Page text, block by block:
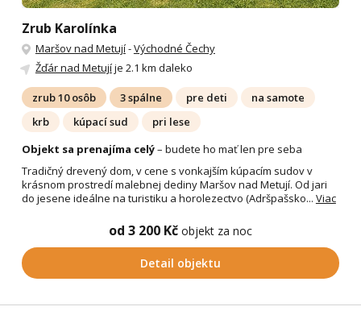
Zrub Karolínka
Maršov nad Metují-Východné Čechy
Žďár nad Metujíje 2.1 km daleko
zrub 10 osôb 3 spálne pre deti
na samote
krb
kúpací sud
pri lese
Objekt sa prenajíma celý– budete ho mať len pre seba
Tradičný drevený dom, v cene s vonkajším kúpacím sudov v
krásnom prostredí malebnej dediny Maršov nad Metují. Od jari
do jesene ideálne na turistiku a horolezectvo (Adršpašsko... Viac
od 3 200 Kč objekt za noc
Detail objektu